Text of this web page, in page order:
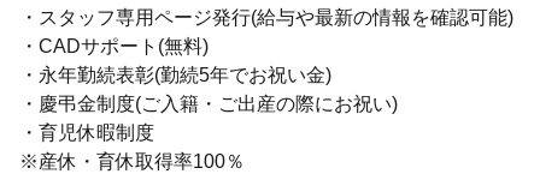
・スタッフ専用ページ発行(給与や最新の情報を確認可能)
・CADサポート(無料)
・永年勤続表彰(勤続5年でお祝い金)
・慶弔金制度(ご入籍・ご出産の際にお祝い)
・育児休暇制度
※産休・育休取得率100％